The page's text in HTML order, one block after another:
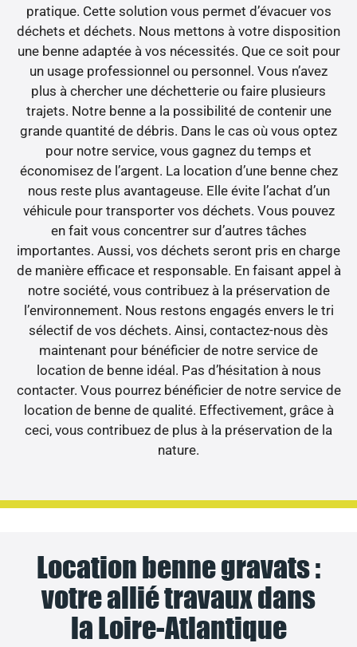
pratique. Cette solution vous permet d’évacuer vos
déchets et déchets. Nous mettons à votre disposition
une benne adaptée à vos nécessités. Que ce soit pour
un usage professionnel ou personnel. Vous n’avez
plus à chercher une déchetterie ou faire plusieurs
trajets. Notre benne a la possibilité de contenir une
grande quantité de débris. Dans le cas où vous optez
pour notre service, vous gagnez du temps et
économisez de l’argent. La location d’une benne chez
nous reste plus avantageuse. Elle évite l’achat d’un
véhicule pour transporter vos déchets. Vous pouvez
en fait vous concentrer sur d’autres tâches
importantes. Aussi, vos déchets seront pris en charge
de manière efficace et responsable. En faisant appel à
notre société, vous contribuez à la préservation de
l’environnement. Nous restons engagés envers le tri
sélectif de vos déchets. Ainsi, contactez-nous dès
maintenant pour bénéficier de notre service de
location de benne idéal. Pas d’hésitation à nous
contacter. Vous pourrez bénéficier de notre service de
location de benne de qualité. Effectivement, grâce à
ceci, vous contribuez de plus à la préservation de la
nature.
Location benne gravats :
votre allié travaux dans
la Loire-Atlantique